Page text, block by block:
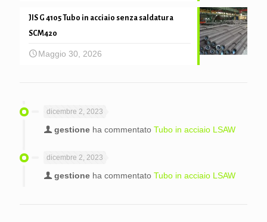
JIS G 4105 Tubo in acciaio senza saldatura
SCM420
Maggio 30, 2026
dicembre 2, 2023
gestione ha commentato Tubo in acciaio LSAW
dicembre 2, 2023
gestione ha commentato Tubo in acciaio LSAW